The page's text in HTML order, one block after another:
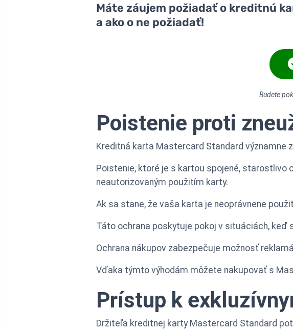
Máte záujem požiadať o kreditnú
a ako o ne požiadať!
Budete
Poistenie proti
Kreditná karta Mastercard Standard významne
Poistenie, ktoré je s kartou spojené, starostlivo
neautorizovaným použitím karty.
Ak sa stane, že vaša karta je neoprávnene
Táto ochrana poskytuje pokoj v situáciách, keď
Ochrana nákupov zabezpečuje možnosť
Vďaka týmto výhodám môžete nakupovať s
Prístup k
Držiteľa kreditnej karty Mastercard Standard